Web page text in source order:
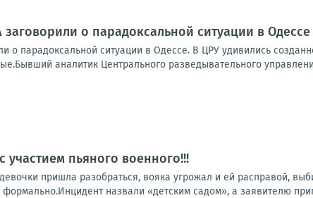
о парадоксальной ситуации в Одессе
парадоксальной ситуации в Одессе. В ЦРУ удивились
аналитик Центрального разведывательного
участием пьяного военного!!!
пришла разобраться, вояка угрожал и ей расправой,
назвали «детским садом», а заявителю